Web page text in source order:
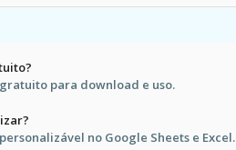
para download e uso.
no Google Sheets e Excel.